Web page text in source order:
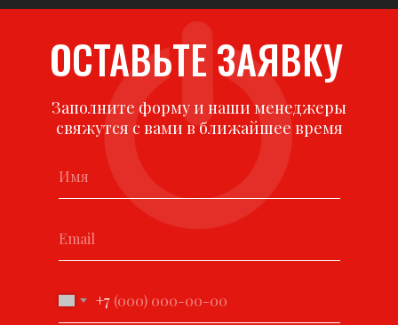
ОСТАВЬТЕ ЗАЯВКУ
Заполните форму и наши менеджеры
свяжутся с вами в ближайшее время
+7